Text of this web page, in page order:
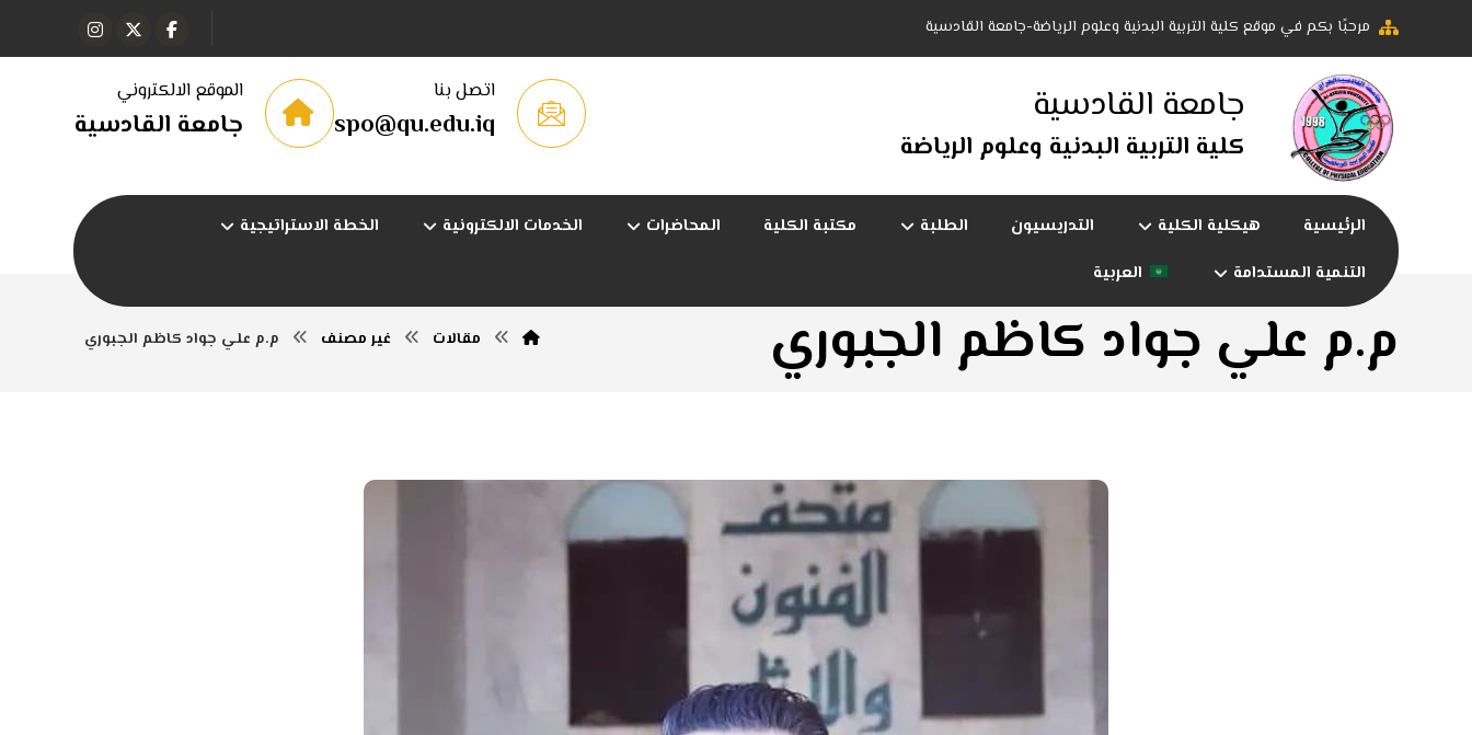
مرحبًا بكم في موقع كلية التربية البدنية وعلوم الرياضة-جامعة القادسية
جامعة القادسية
كلية التربية البدنية وعلوم الرياضة
الموقع الالكتروني
جامعة القادسية
اتصل بنا
spo@qu.edu.iq
الرئيسية هيكلية الكلية التدريسيون الطلبة مكتبة الكلية المحاضرات الخدمات الالكترونية
الخطة الاستراتيجية
التنمية المستدامة
العربية
م.م علي جواد كاظم الجبوري مقالات غير مصنف م.م علي جواد كاظم الجبوري